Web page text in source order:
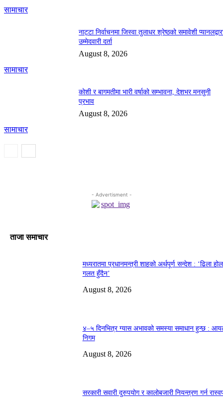
सामाचार
सामाचार
नाट्टा निर्वाचनमा जिस्वा तुलाधर श्रेष्ठको समावेशी
उम्मेदवारी दर्ता
August 8, 2026
सामाचार
कोशी र बागमतीमा भारी वर्षाको सम्भावना, देशभर मनसुनी
प्रभाव
August 8, 2026
- Advertisment -
ताजा समाचार
मध्यरातमा प्रधानमन्त्री शाहको अर्थपूर्ण सन्देश : ‘ढिला
गलत हुँदैन’
August 8, 2026
४–५ दिनभित्र ग्यास अभावको समस्या समाधान हुन्छ :
निगम
August 8, 2026
सरकारी सवारी दुरुपयोग र कालोबजारी नियन्त्रण गर्न